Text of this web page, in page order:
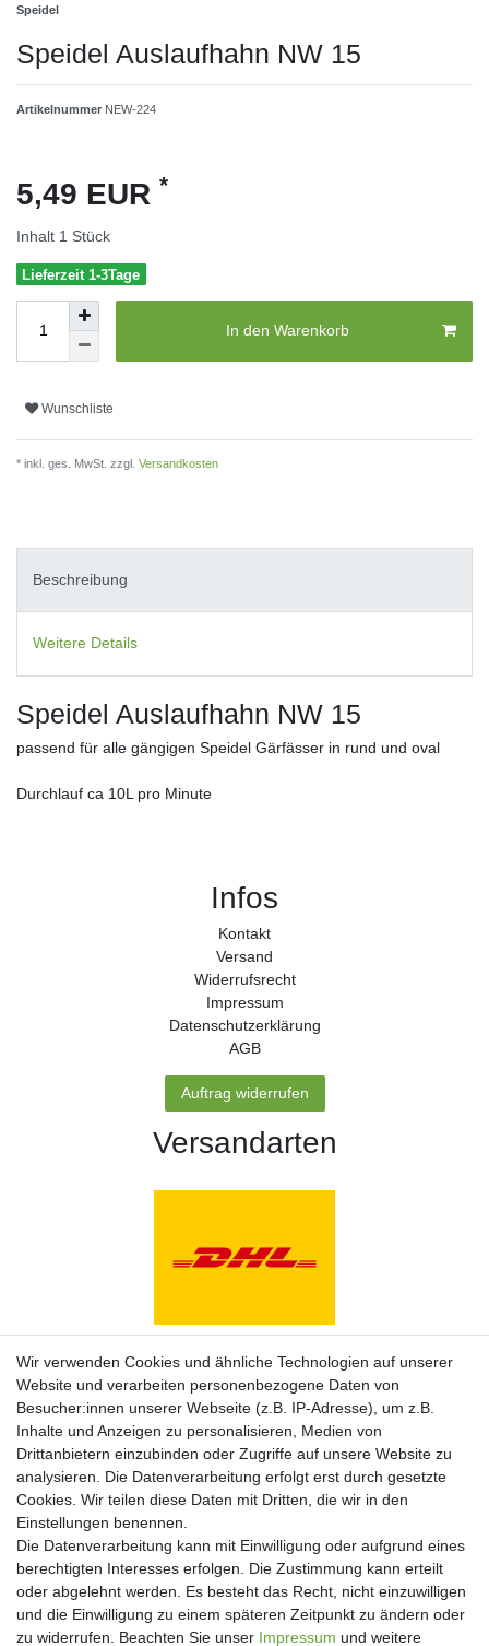
Speidel
Speidel Auslaufhahn NW 15
Artikelnummer NEW-224
5,49 EUR *
Inhalt 1 Stück
Lieferzeit 1-3Tage
In den Warenkorb
Wunschliste
* inkl. ges. MwSt. zzgl. Versandkosten
Beschreibung
Weitere Details
Speidel Auslaufhahn NW 15
passend für alle gängigen Speidel Gärfässer in rund und oval
Durchlauf ca 10L pro Minute
Infos
Kontakt
Versand
Widerrufs­recht
Impressum
Daten­schutz­erklärung
AGB
Auftrag widerrufen
Versandarten
Zahlungsarten
Wir verwenden Cookies und ähnliche Technologien auf unserer
Website und verarbeiten personenbezogene Daten von
Besucher:innen unserer Webseite (z.B. IP-Adresse), um z.B.
Inhalte und Anzeigen zu personalisieren, Medien von
Drittanbietern einzubinden oder Zugriffe auf unsere Website zu
analysieren. Die Datenverarbeitung erfolgt erst durch gesetzte
Cookies. Wir teilen diese Daten mit Dritten, die wir in den
Einstellungen benennen.
Die Datenverarbeitung kann mit Einwilligung oder aufgrund eines
berechtigten Interesses erfolgen. Die Zustimmung kann erteilt
oder abgelehnt werden. Es besteht das Recht, nicht einzuwilligen
und die Einwilligung zu einem späteren Zeitpunkt zu ändern oder
zu widerrufen. Beachten Sie unser Impressum und weitere